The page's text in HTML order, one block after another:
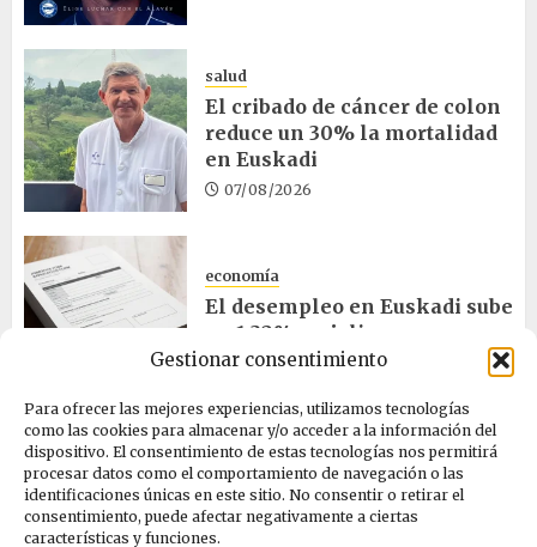
Gestionar consentimiento
Para ofrecer las mejores experiencias, utilizamos tecnologías
como las cookies para almacenar y/o acceder a la información del
dispositivo. El consentimiento de estas tecnologías nos permitirá
procesar datos como el comportamiento de navegación o las
identificaciones únicas en este sitio. No consentir o retirar el
consentimiento, puede afectar negativamente a ciertas
características y funciones.
salud
El cribado de cáncer de colon
reduce un 30% la mortalidad
en Euskadi
07/08/2026
economía
El desempleo en Euskadi sube
un 1,32% en julio
06/08/2026
salud
Bilbao acogerá el mayor
congreso europeo de salud
pública en noviembre